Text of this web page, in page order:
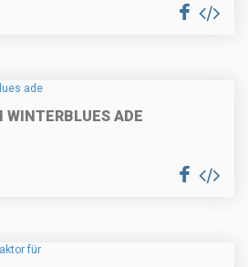
WINTERBLUES ADE